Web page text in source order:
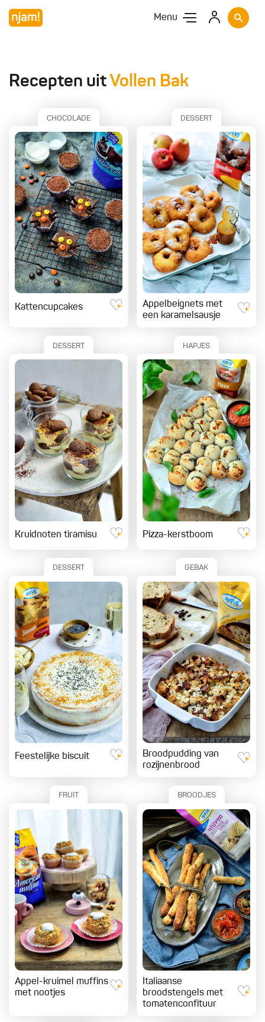
Menu
Recepten uit Vollen Bak
CHOCOLADE
Kattencupcakes
DESSERT
Appelbeignets met
een karamelsausje
DESSERT
Kruidnoten tiramisu
HAPJES
Pizza-kerstboom
DESSERT
Feestelijke biscuit
GEBAK
Broodpudding van
rozijnenbrood
FRUIT
Appel-kruimel muffins
met nootjes
BROODJES
Italiaanse
broodstengels met
tomatenconfituur